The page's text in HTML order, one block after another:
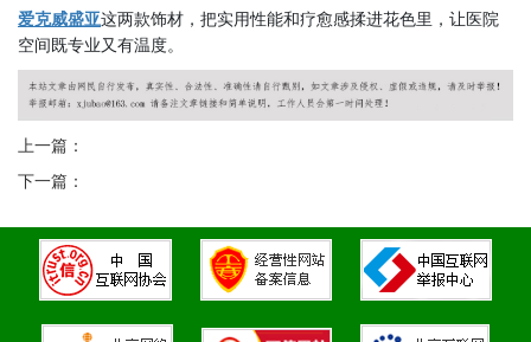
爱克威盛亚这两款饰材，把实用性能和疗愈感揉进花色里，让医院
空间既专业又有温度。
上一篇：
下一篇：